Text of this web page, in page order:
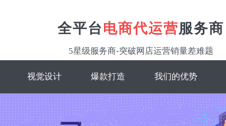
全平台电商代运营服务商
5星级服务商-突破网店运营销量差难题
视觉设计 爆款打造 我们的优势